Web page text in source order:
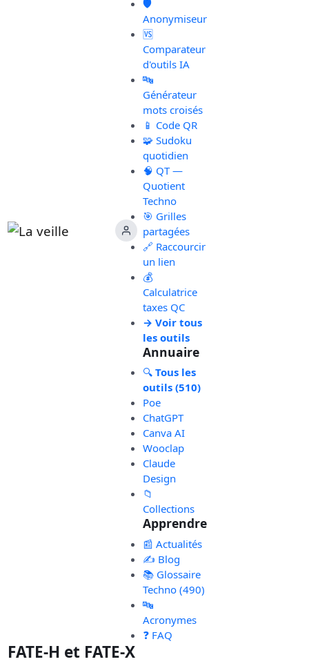
🛡️
Anonymiseur
🆚
Comparateur
d'outils IA
🔤
Générateur
mots croisés
📱 Code QR
🧩 Sudoku
quotidien
🧠 QT —
Quotient
Techno
🎯 Grilles
partagées
🔗 Raccourcir
un lien
💰
Calculatrice
taxes QC
→ Voir tous
les outils
Annuaire
🔍 Tous les
outils (510)
Poe
ChatGPT
Canva AI
Wooclap
Claude
Design
📁
Collections
Apprendre
📰 Actualités
✍️ Blog
📚 Glossaire
Techno (490)
🔤
Acronymes
❓ FAQ
FATE-H et FATE-X